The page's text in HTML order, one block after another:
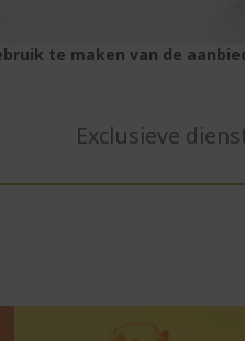
te maken van de
Exclusieve